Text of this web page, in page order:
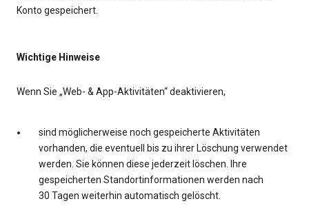
Konto gespeichert.
Wichtige Hinweise
Wenn Sie „Web- & App-Aktivitäten“ deaktivieren,
sind möglicherweise noch gespeicherte Aktivitäten
vorhanden, die eventuell bis zu ihrer Löschung verwendet
werden. Sie können diese jederzeit löschen. Ihre
gespeicherten Standortinformationen werden nach
30 Tagen weiterhin automatisch gelöscht.